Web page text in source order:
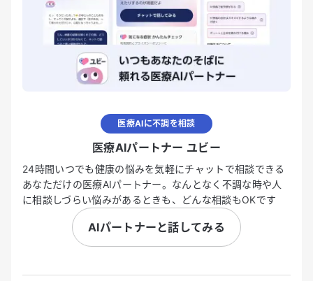
医療AIに不調を相談
医療AIパートナー ユビー
24時間いつでも健康の悩みを気軽にチャットで相談できる
あなただけの医療AIパートナー。なんとなく不調な時や人
に相談しづらい悩みがあるときも、どんな相談もOKです
AIパートナーと話してみる